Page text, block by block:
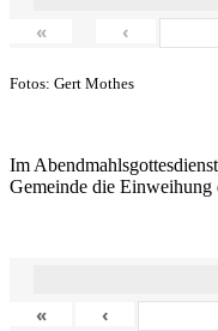
« ‹
Fotos: Gert Mothes
Im
Gemeinde die Einweihung
« ‹